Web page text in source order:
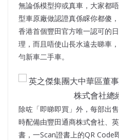
無論係模型抑或真車，大家都
型車原廠做認證真係睬你都傻
香港首個豐田官方唯一認可的
理，而且唔使山長水遠去睇車
勻新車二手車。
除咗「即睇即買」外，每部出
時配備由豐田通商株式會社、
書，一Scan證書上的QR Code